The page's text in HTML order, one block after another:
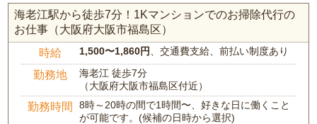
海老江駅から徒歩7分！1Kマンションでのお掃除代行の
お仕事（大阪府大阪市福島区）
時給 1,500〜1,860円 、交通費支給、前払い制度あり
勤務地
海老江 徒歩7分
（大阪府大阪市福島区付近）
勤務時間
8時～20時の間で1時間〜、好きな日に働くこと
が可能です。(候補の日時から選択)